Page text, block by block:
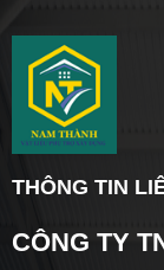
THÔNG TIN
CÔNG TY